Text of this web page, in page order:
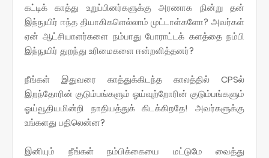
கட்டிக் காத்து உறுப்பினர்களுக்கு அரணாக நின்று தன்
இந்நுயிர் ஈந்த தியாகிகளெல்லாம் முட்டாள்களோ? அவர்கள்
ஏன் ஆட்சியாளர்களை நம்பாது போராட்டக் களத்தை நம்பி
இந்நுயிர் துறந்து உரிமைகளை ஈன்றளித்தனர்?
நீங்கள் இதுவரை காத்துக்கிடந்த காலத்தில் CPSல்
இறந்தோரின் குடும்பங்களும் ஓய்வுற்றோரின் குடும்பங்களும்
ஓய்வூதியமின்றி நாதியத்துக் கிடக்கிறதே! அவர்களுக்கு
உங்களது பதிலென்ன?
இனியும் நீங்கள் நம்பிக்கையை மட்டுமே வைத்து